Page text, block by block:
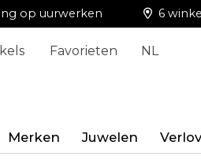
op uurwerken 6
Favorieten NL
Merken Juwelen